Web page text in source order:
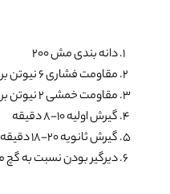
دانه بندی مش ۲۰۰
مقاومت فشاری ۶ نیوتن بر مترمربع
مقاومت خمشی ۲ نیوتن بر مترمربع
گیرش اولیه ۱۰-۸ دقیقه
گیرش ثانویه ۲۰-۱۸ دقیقه
دیرگیر بودن نسبت به